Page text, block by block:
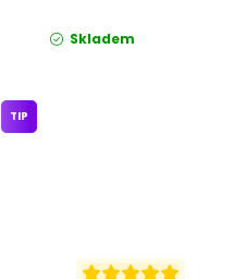
Skladem
TIP